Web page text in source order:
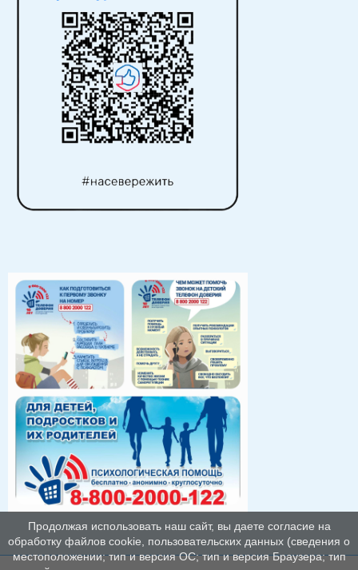
Продолжая использовать наш сайт, вы даете согласие на
обработку файлов cookie, пользовательских данных (сведения о
местоположении; тип и версия ОС; тип и версия Браузера; тип